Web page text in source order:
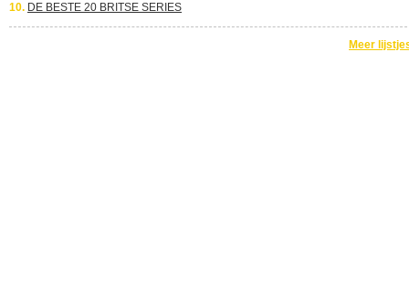
10. DE BESTE 20 BRITSE SERIES
Meer